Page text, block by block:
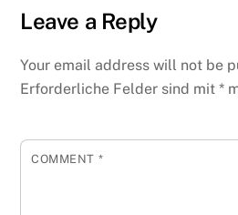
Leave a Reply
Your email address will not be
Erforderliche Felder sind mit*
COMMENT *